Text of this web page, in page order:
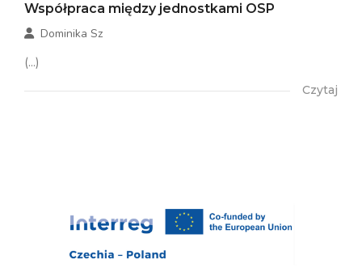
Współpraca między jednostkami OSP
Dominika Sz
(...)
Czytaj